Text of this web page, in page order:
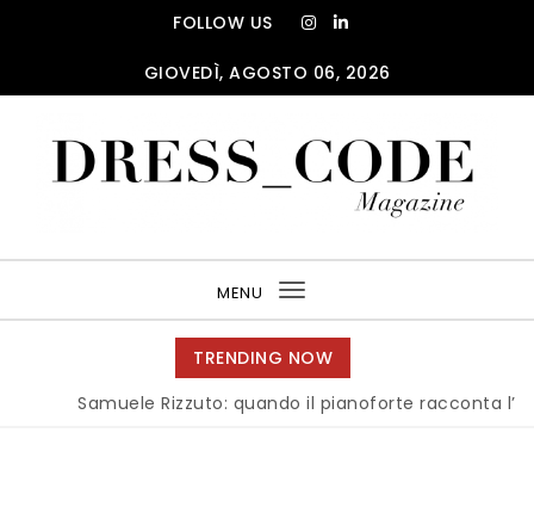
FOLLOW US
GIOVEDÌ, AGOSTO 06, 2026
MENU
Toggle
navigation
TRENDING NOW
Samuele Rizzuto: quando il pianoforte racconta